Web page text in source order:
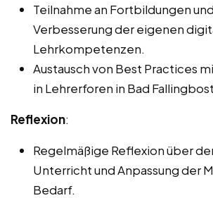
Teilnahme an Fortbildungen
Verbesserung der eigenen
Lehrkompetenzen.
Austausch von Best Practices
in Lehrerforen in Bad
Reflexion:
Regelmäßige Reflexion über
Unterricht und Anpassung der
Bedarf.